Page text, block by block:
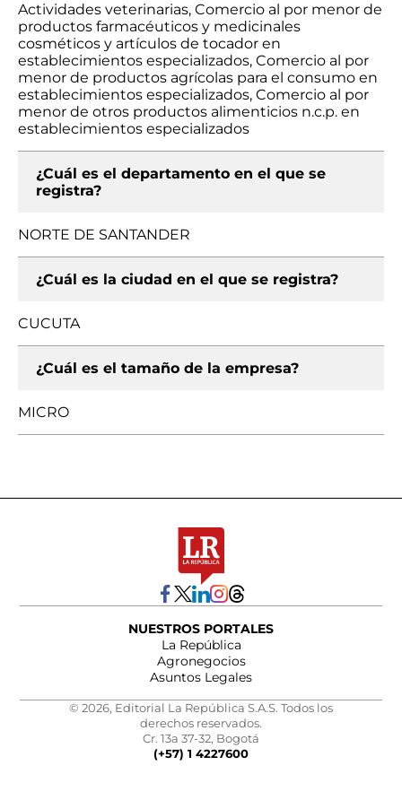
Actividades veterinarias, Comercio al por menor de
productos farmacéuticos y medicinales
cosméticos y artículos de tocador en
establecimientos especializados, Comercio al por
menor de productos agrícolas para el consumo en
establecimientos especializados, Comercio al por
menor de otros productos alimenticios n.c.p. en
establecimientos especializados
¿Cuál es el departamento en el que se
registra?
NORTE DE SANTANDER
¿Cuál es la ciudad en el que se registra?
CUCUTA
¿Cuál es el tamaño de la empresa?
MICRO
NUESTROS PORTALES
La República
Agronegocios
Asuntos Legales
© 2026, Editorial La República S.A.S. Todos los
derechos reservados.
Cr. 13a 37-32, Bogotá
(+57) 1 4227600